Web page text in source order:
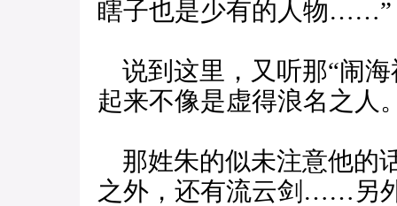
瞎子也是少有的人物……”
说到这里，又听那“闹海
起来不像是虚得浪名之人
那姓朱的似未注意他的
之外，还有流云剑……另